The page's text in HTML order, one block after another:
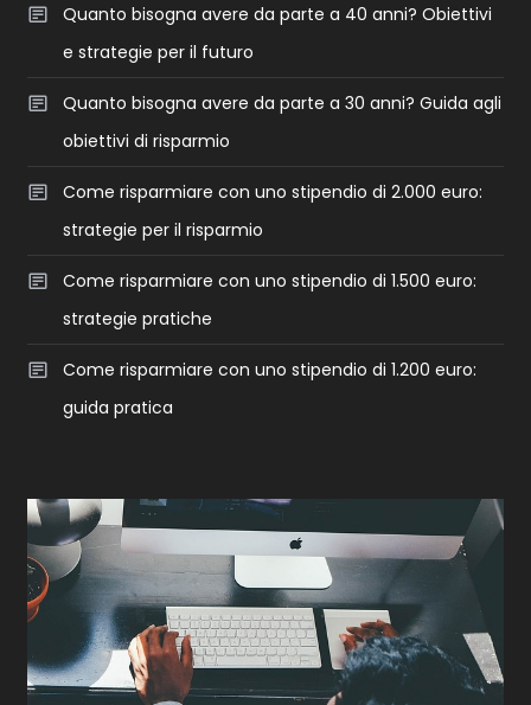
Quanto bisogna avere da parte a 40 anni? Obiettivi
e strategie per il futuro
Quanto bisogna avere da parte a 30 anni? Guida agli
obiettivi di risparmio
Come risparmiare con uno stipendio di 2.000 euro:
strategie per il risparmio
Come risparmiare con uno stipendio di 1.500 euro:
strategie pratiche
Come risparmiare con uno stipendio di 1.200 euro:
guida pratica